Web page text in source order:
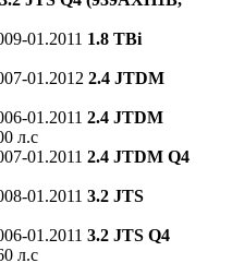
01.2011 1.8 TBi
01.2012 2.4 JTDM
01.2011 2.4 JTDM
л.с
01.2011 2.4 JTDM Q4
01.2011 3.2 JTS
01.2011 3.2 JTS Q4
л.с